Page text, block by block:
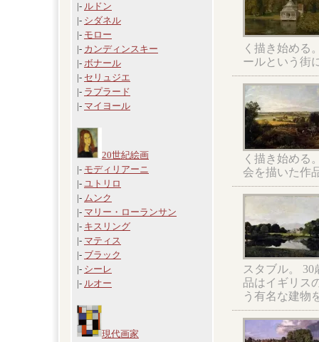
|- ルドン
|- シダネル
|- モロー
|- カンディンスキー
|- ボナール
|- セリュジエ
|- ラプラード
|- マイヨール
20世紀絵画
|- モディリアーニ
|- ユトリロ
|- ムンク
|- マリー・ローランサン
|- キスリング
|- マティス
|- ブラック
|- シーレ
|- ルオー
現代画家
く描き始める
ールという街
く描き始める
会を描いた作
スタブル。
品はイギリス
う有名な建物